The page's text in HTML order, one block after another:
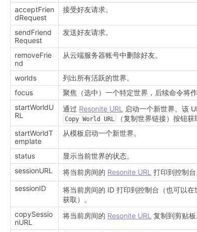
acceptFrien
dRequest
接受好友请求。
sendFriend
Request
发送好友请求。
removeFrie
nd
从云端服务器账号中删除好友。
worlds 列出所有活跃的世界。
focus
聚焦（选中）一个特定世界，后续命令将作
startWorldU
RL
通过 Resonite URL 启动一个新世界。该
Copy World URL （复制世界链接）按钮获
startWorldT
emplate
从模板启动一个新世界。
status 显示当前世界的状​​态。
sessionURL
将当前房间的 Resonite URL 打印到控制台
sessionID 将当前房间的 ID 打印到控制台（也可以在
获取）。
copySessio
nURL
将当前房间的 Resonite URL 复制到剪贴板